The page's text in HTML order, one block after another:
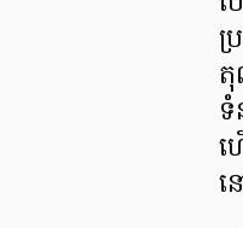
ប្
តុ
ហ
ន